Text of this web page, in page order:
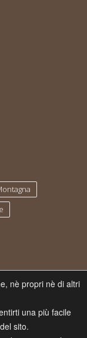
nè propri nè di altri
una più facile
sito.